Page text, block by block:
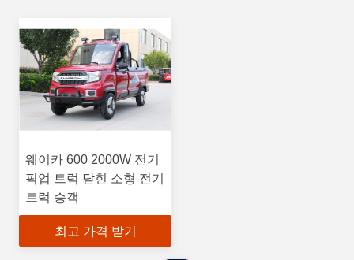
웨이카 600 2000W 전기
픽업 트럭 닫힌 소형 전기
트럭 승객
최고 가격 받기